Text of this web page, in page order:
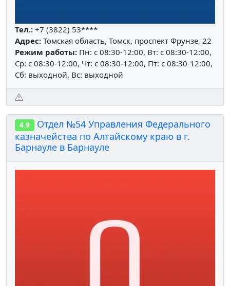
Тел.: +7 (3822) 53****
Адрес: Томская область, Томск, проспект Фрунзе, 22
Режим работы: Пн: c 08:30-12:00, Вт: c 08:30-12:00,
Ср: c 08:30-12:00, Чт: c 08:30-12:00, Пт: c 08:30-12:00,
Сб: выходной, Вс: выходной
4.9
Отдел №54 Управления Федерального
казначейства по Алтайскому краю в г.
Барнауле в Барнауле